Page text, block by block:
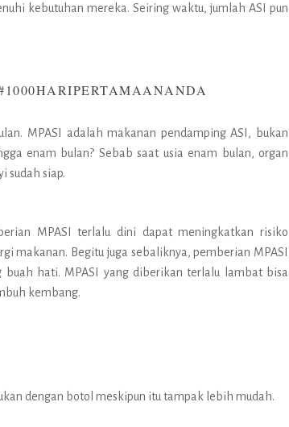
kebutuhan mereka. Seiring waktu, jumlah ASI pun
MPASI adalah makanan pendamping ASI, bukan
enam bulan? Sebab saat usia enam bulan, organ
sudah siap.
MPASI terlalu dini dapat meningkatkan risiko
makanan. Begitu juga sebaliknya, pemberian MPASI
hati. MPASI yang diberikan terlalu lambat bisa
kembang.
dengan botol meskipun itu tampak lebih mudah.